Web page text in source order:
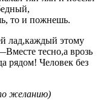
то и пожнешь.
лад,каждый этому
тесно,а врозь
рядом! Человек без
желанию)